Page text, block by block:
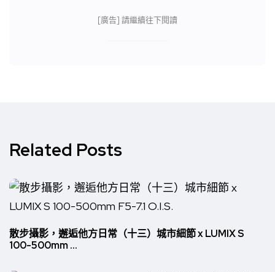
[廣告] 請繼續往下閱讀
Related Posts
散步攝影，邂逅他方日常（十三）城市細節 x LUMIX S
100-500mm ...